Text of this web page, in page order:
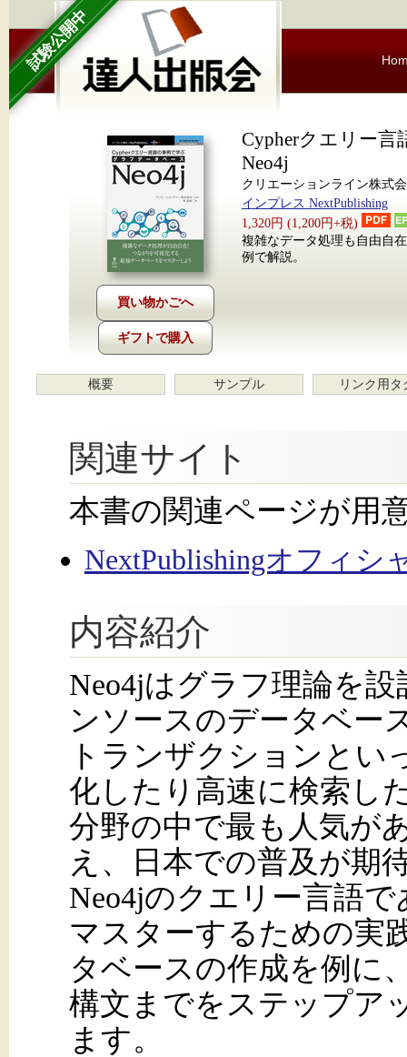
試験公開中
ギフトで購入
Cypherクエリー
Neo4j
クリエーションライン株式
インプレス NextPublishing
1,320円 (1,200円+税)
複雑なデータ処理も自由自
例で解説。
概要 サンプル リンク用タ
関連サイト
本書の関連ページが用
NextPublishingオフィシ
内容紹介
Neo4jはグラフ理論を
ンソースのデータベー
トランザクションとい
化したり高速に検索し
分野の中で最も人気が
え、日本での普及が期
Neo4jのクエリー言語
マスターするための実
タベースの作成を例に
構文までをステップア
ます。